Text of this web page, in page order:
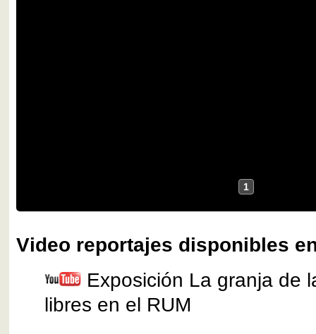
1
Video reportajes disponibles
Exposición La granja de
libres en el RUM